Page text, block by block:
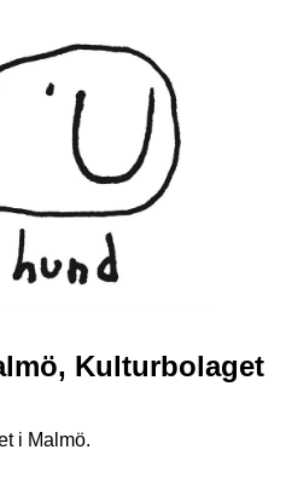
Kulturbolaget
i Malmö.